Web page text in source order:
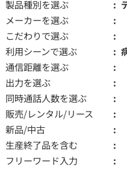
製品種別を選ぶ
メーカーを選ぶ
こだわりで選ぶ
利用シーンで選ぶ
通信距離を選ぶ
出力を選ぶ
同時通話人数を選ぶ
販売/レンタル/リース
新品/中古
生産終了品を含む
フリーワード入力